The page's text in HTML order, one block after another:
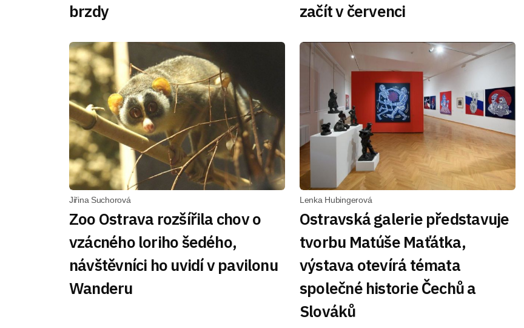
brzdy
začít v červenci
Jiřina Suchorová
Zoo Ostrava rozšířila chov o
vzácného loriho šedého,
návštěvníci ho uvidí v pavilonu
Wanderu
Lenka Hubingerová
Ostravská galerie představuje
tvorbu Matúše Maťátka,
výstava otevírá témata
společné historie Čechů a
Slováků